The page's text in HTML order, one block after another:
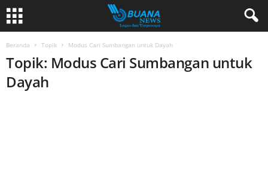
Beranda Topik Modus Cari Sumbangan untuk Dayah
Topik: Modus Cari Sumbangan untuk
Dayah